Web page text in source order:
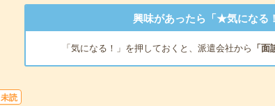
興味があったら「★気になる
「気になる！」を押しておくと、派遣会社から 「面
未読